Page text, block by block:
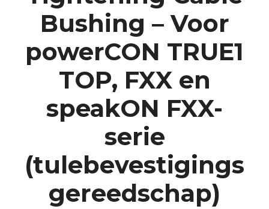
Bushing – Voor
powerCON TRUE1
TOP, FXX en
speakON FXX-
serie
(tulebevestigings
gereedschap)